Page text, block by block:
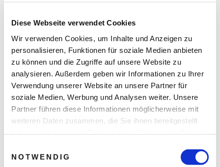
Diese Webseite verwendet Cookies
Wir verwenden Cookies, um Inhalte und Anzeigen zu
personalisieren, Funktionen für soziale Medien anbieten
zu können und die Zugriffe auf unsere Website zu
analysieren. Außerdem geben wir Informationen zu Ihrer
Verwendung unserer Website an unsere Partner für
soziale Medien, Werbung und Analysen weiter. Unsere
Partner führen diese Informationen möglicherweise mit
weiteren Daten zusammen, die Sie ihnen bereitgestellt
NOTWENDIG